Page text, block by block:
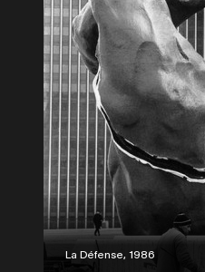
Legende
La Défense, 1986